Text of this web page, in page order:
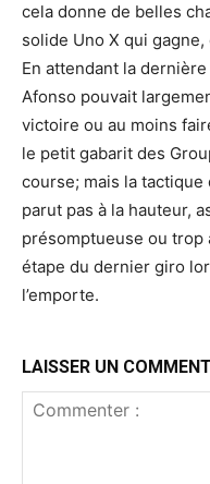
cela donne de belles
solide Uno X qui
En attendant la
Afonso pouvait
victoire ou au moins
le petit gabarit des
course; mais la tactique
parut pas à la hauteur,
présomptueuse ou trop
étape du dernier giro
l’emporte.
LAISSER UN